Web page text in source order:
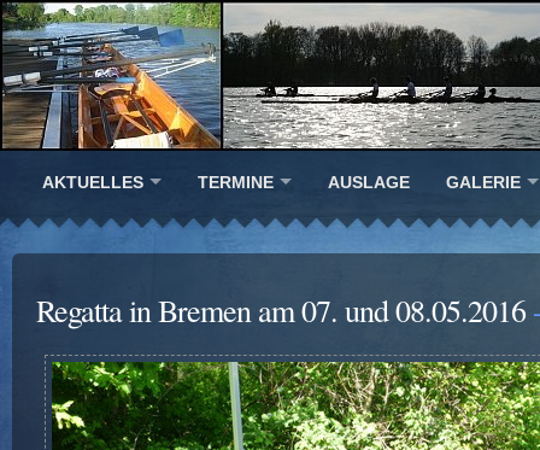
AKTUELLES TERMINE AUSLAGE GALERIE
Regatta in Bremen am 07. und 08.05.2016